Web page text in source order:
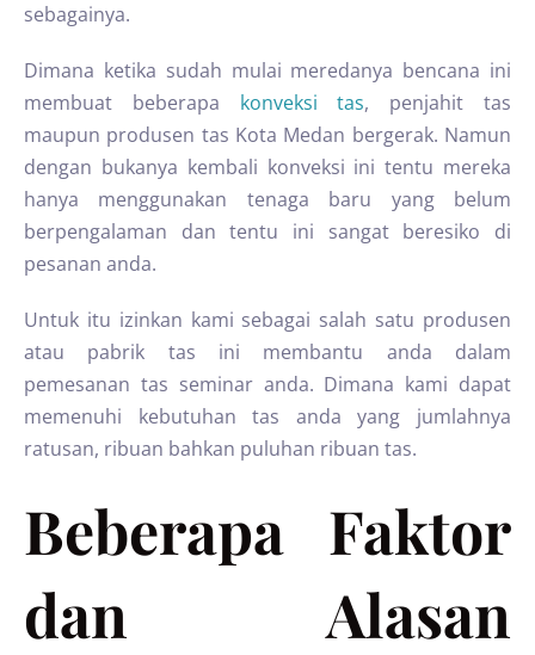
sebagainya.
Dimana ketika sudah mulai meredanya bencana ini
membuat beberapa konveksi tas, penjahit tas
maupun produsen tas Kota Medan bergerak. Namun
dengan bukanya kembali konveksi ini tentu mereka
hanya menggunakan tenaga baru yang belum
berpengalaman dan tentu ini sangat beresiko di
pesanan anda.
Untuk itu izinkan kami sebagai salah satu produsen
atau pabrik tas ini membantu anda dalam
pemesanan tas seminar anda. Dimana kami dapat
memenuhi kebutuhan tas anda yang jumlahnya
ratusan, ribuan bahkan puluhan ribuan tas.
Beberapa Faktor
dan Alasan